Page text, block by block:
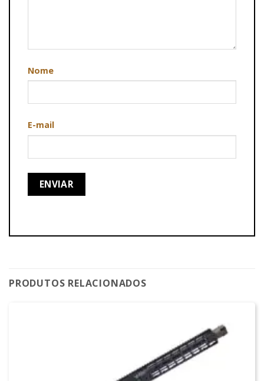
Nome
E-mail
PRODUTOS RELACIONADOS